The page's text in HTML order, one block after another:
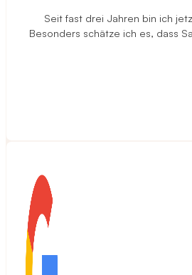
Seit fast drei Jahren bin ich
Besonders schätze ich es, dass